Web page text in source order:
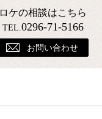
ロケの相談はこちら
TEL. 0296-71-5166
お問い合わせ